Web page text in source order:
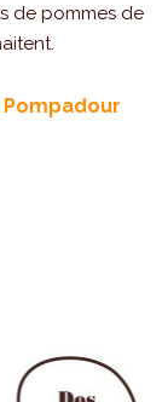
de pommes de